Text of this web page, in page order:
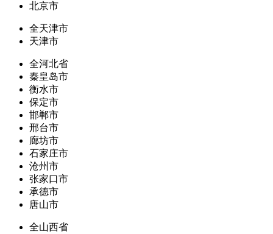
北京市
全天津市
天津市
全河北省
秦皇岛市
衡水市
保定市
邯郸市
邢台市
廊坊市
石家庄市
沧州市
张家口市
承德市
唐山市
全山西省